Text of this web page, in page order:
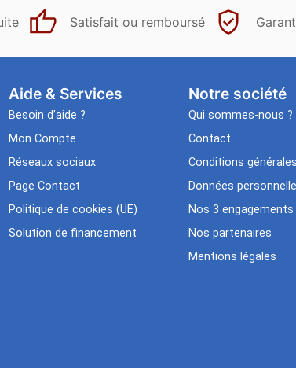
Satisfait ou remboursé
Aide & Services​
Besoin d’aide ?
Mon Compte
Réseaux sociaux
Page Contact
Politique de cookies (UE)
Solution de financement
Notre société
Qui sommes-nous ?
Contact
Conditions
Données
Nos 3 engagements
Nos partenaires
Mentions légales